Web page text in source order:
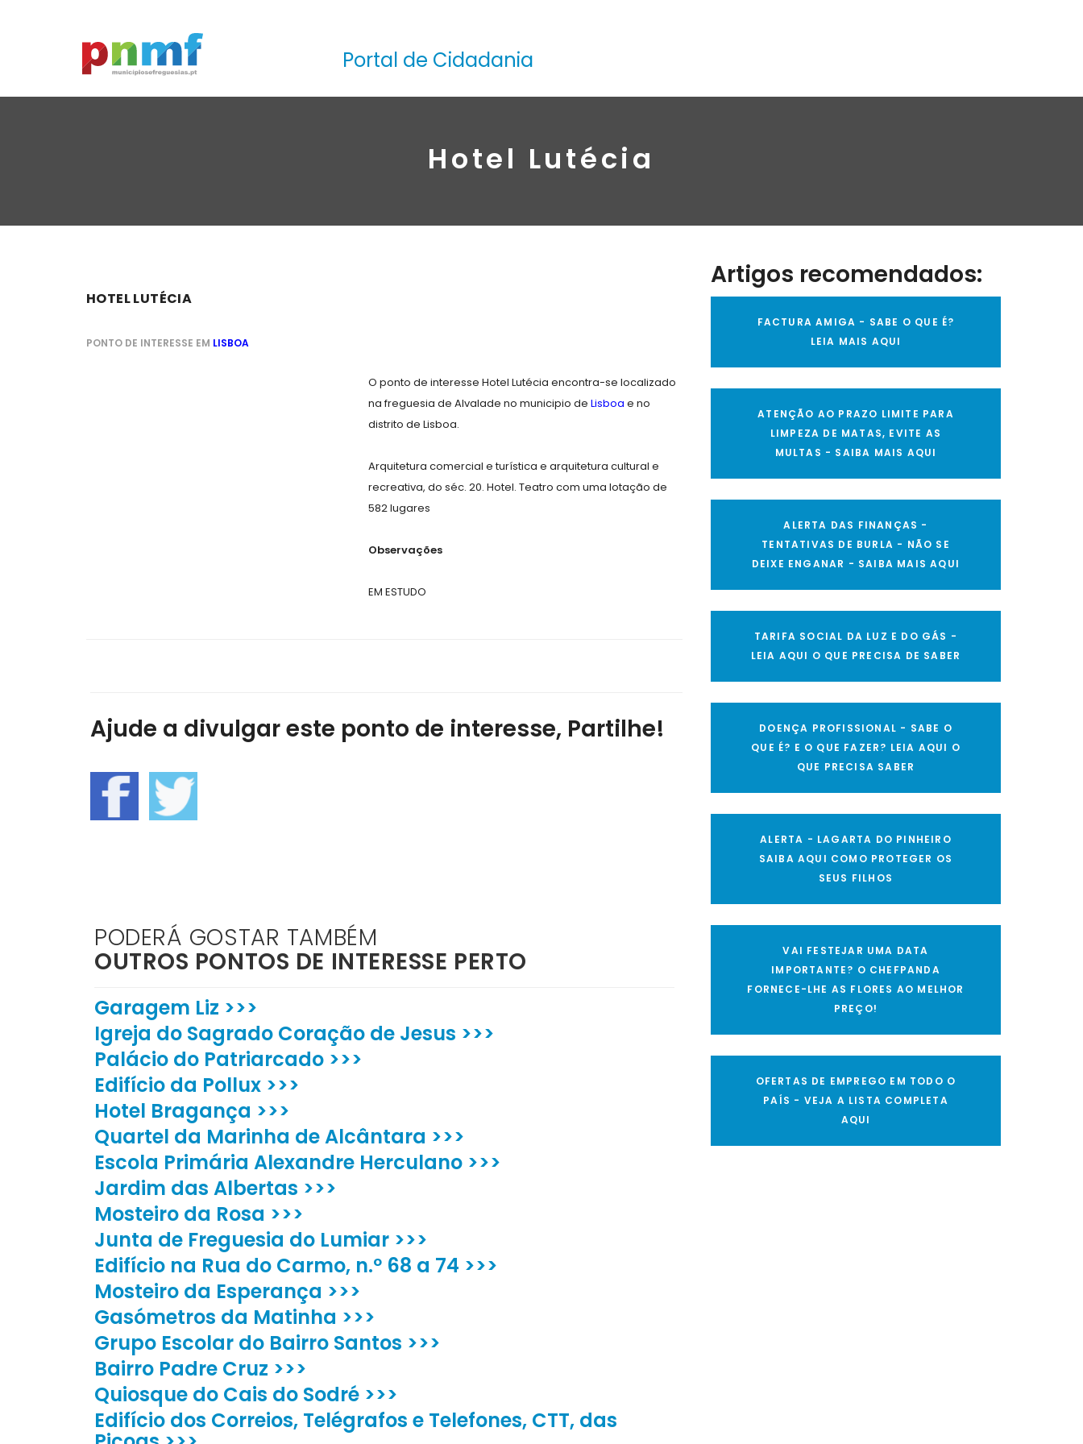
Portal de Cidadania
Hotel Lutécia
HOTEL LUTÉCIA
PONTO DE INTERESSE EM LISBOA
O ponto de interesse Hotel Lutécia encontra-se localizado
na freguesia de Alvalade no municipio de Lisboa e no
distrito de Lisboa.
Arquitetura comercial e turística e arquitetura cultural e
recreativa, do séc. 20. Hotel. Teatro com uma lotação de
582 lugares
Observações
EM ESTUDO
Ajude a divulgar este ponto de interesse, Partilhe!
PODERÁ GOSTAR TAMBÉM
OUTROS PONTOS DE INTERESSE PERTO
Garagem Liz >>>
Igreja do Sagrado Coração de Jesus >>>
Palácio do Patriarcado >>>
Edifício da Pollux >>>
Hotel Bragança >>>
Quartel da Marinha de Alcântara >>>
Escola Primária Alexandre Herculano >>>
Jardim das Albertas >>>
Mosteiro da Rosa >>>
Junta de Freguesia do Lumiar >>>
Edifício na Rua do Carmo, n.º 68 a 74 >>>
Mosteiro da Esperança >>>
Gasómetros da Matinha >>>
Grupo Escolar do Bairro Santos >>>
Bairro Padre Cruz >>>
Quiosque do Cais do Sodré >>>
Edifício dos Correios, Telégrafos e Telefones, CTT, das
Artigos recomendados:
FACTURA AMIGA - SABE O QUE É?
LEIA MAIS AQUI
ATENÇÃO AO PRAZO LIMITE PARA
LIMPEZA DE MATAS, EVITE AS
MULTAS - SAIBA MAIS AQUI
ALERTA DAS FINANÇAS -
TENTATIVAS DE BURLA - NÃO SE
DEIXE ENGANAR - SAIBA MAIS AQUI
TARIFA SOCIAL DA LUZ E DO GÁS -
LEIA AQUI O QUE PRECISA DE SABER
DOENÇA PROFISSIONAL - SABE O
QUE É? E O QUE FAZER? LEIA AQUI O
QUE PRECISA SABER
ALERTA - LAGARTA DO PINHEIRO
SAIBA AQUI COMO PROTEGER OS
SEUS FILHOS
VAI FESTEJAR UMA DATA
IMPORTANTE? O CHEFPANDA
FORNECE-LHE AS FLORES AO MELHOR
PREÇO!
OFERTAS DE EMPREGO EM TODO O
PAÍS - VEJA A LISTA COMPLETA
AQUI